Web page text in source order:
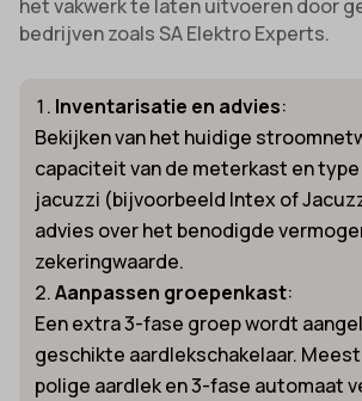
het vakwerk te laten uitvoeren door
bedrijven zoals SA Elektro Experts.
Inventarisatie en advies:
Bekijken van het huidige
capaciteit van de meterkast en
jacuzzi (bijvoorbeeld Intex of
advies over het benodigde
zekeringwaarde.
Aanpassen groepenkast:
Een extra 3-fase groep wordt
geschikte aardlekschakelaar.
polige aardlek en 3-fase automaat